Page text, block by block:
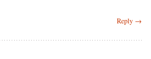
Reply →